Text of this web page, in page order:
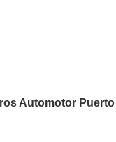
Automotor